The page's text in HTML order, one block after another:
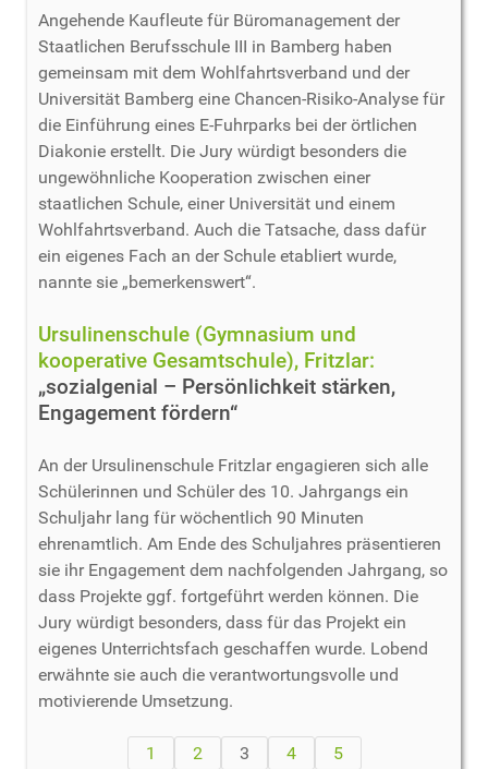
Angehende Kaufleute für Büromanagement der
Staatlichen Berufsschule III in Bamberg haben
gemeinsam mit dem Wohlfahrtsverband und der
Universität Bamberg eine Chancen-Risiko-Analyse für
die Einführung eines E-Fuhrparks bei der örtlichen
Diakonie erstellt. Die Jury würdigt besonders die
ungewöhnliche Kooperation zwischen einer
staatlichen Schule, einer Universität und einem
Wohlfahrtsverband. Auch die Tatsache, dass dafür
ein eigenes Fach an der Schule etabliert wurde,
nannte sie „bemerkenswert“.
Ursulinenschule (Gymnasium und
kooperative Gesamtschule), Fritzlar:
„sozialgenial – Persönlichkeit stärken,
Engagement fördern“
An der Ursulinenschule Fritzlar engagieren sich alle
Schülerinnen und Schüler des 10. Jahrgangs ein
Schuljahr lang für wöchentlich 90 Minuten
ehrenamtlich. Am Ende des Schuljahres präsentieren
sie ihr Engagement dem nachfolgenden Jahrgang, so
dass Projekte ggf. fortgeführt werden können. Die
Jury würdigt besonders, dass für das Projekt ein
eigenes Unterrichtsfach geschaffen wurde. Lobend
erwähnte sie auch die verantwortungsvolle und
motivierende Umsetzung.
1 2 3 4 5